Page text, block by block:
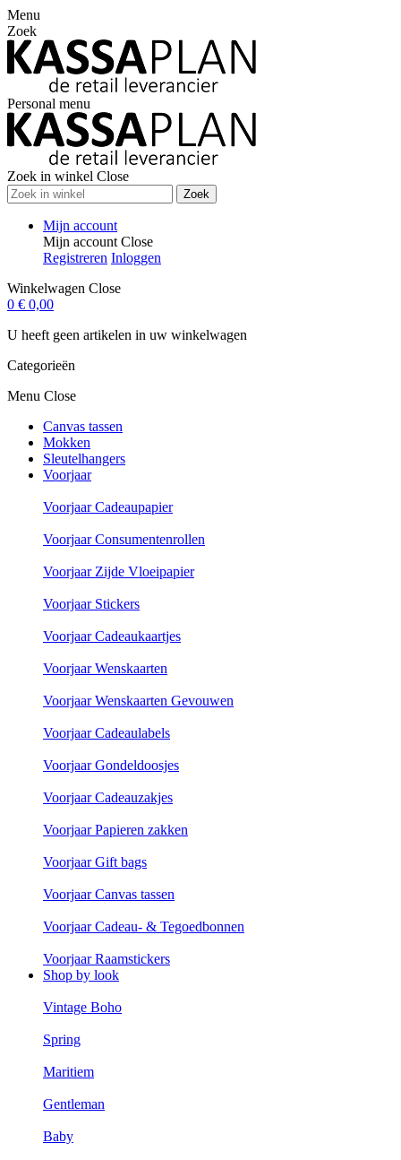
Menu
Zoek
Personal menu
Zoek in winkel Close
Zoek
Mijn account
Mijn account Close
Registreren Inloggen
Winkelwagen Close
0 € 0,00
U heeft geen artikelen in uw winkelwagen
Categorieën
Menu Close
Canvas tassen
Mokken
Sleutelhangers
Voorjaar
Voorjaar Cadeaupapier
Voorjaar Consumentenrollen
Voorjaar Zijde Vloeipapier
Voorjaar Stickers
Voorjaar Cadeaukaartjes
Voorjaar Wenskaarten
Voorjaar Wenskaarten Gevouwen
Voorjaar Cadeaulabels
Voorjaar Gondeldoosjes
Voorjaar Cadeauzakjes
Voorjaar Papieren zakken
Voorjaar Gift bags
Voorjaar Canvas tassen
Voorjaar Cadeau- & Tegoedbonnen
Voorjaar Raamstickers
Shop by look
Vintage Boho
Spring
Maritiem
Gentleman
Baby